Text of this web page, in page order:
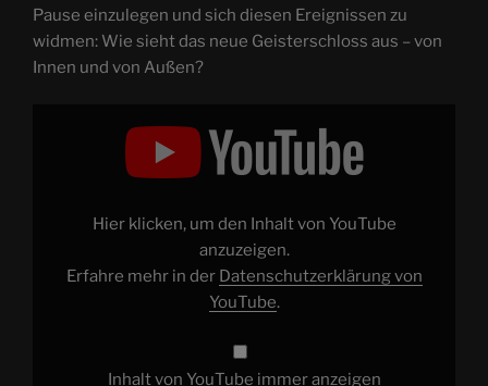
Pause einzulegen und sich diesen Ereignissen zu
widmen: Wie sieht das neue Geisterschloss aus – von
Innen und von Außen?
EUROPA-
Hier klicken, um den Inhalt von YouTube
anzuzeigen.
Erfahre mehr in der Datenschutzerklärung von
YouTube.
Inhalt von YouTube immer anzeigen